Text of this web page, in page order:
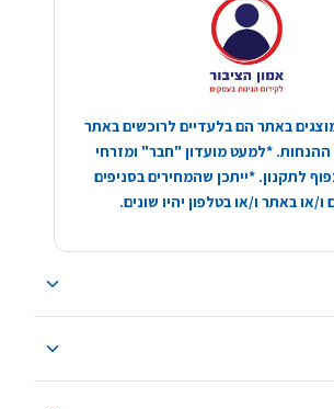
באתר הם בלעדיים לרוכשים באתר
*למעט מועדון "חבר" ומזרחי
לתקנון. *ייתכן שהמחירים בסניפים
ו/או באתר ו/או בטלפון יהיו שונים.